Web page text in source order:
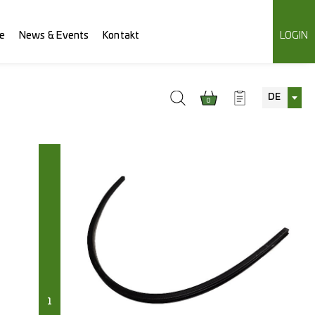
News & Events Kontakt LOGIN
0 DE
1